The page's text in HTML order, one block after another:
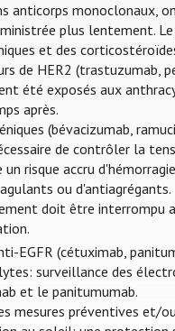
anticorps monoclonaux,
plus lentement.
et des
de HER2 (trastuzumab,
été exposés aux
après.
(bévacizumab,
de contrôler la
un risque accru
ou d'antiagrégants.
doit être interrompu
EGFR (cétuximab,
surveillance des
et le panitumumab.
mesures préventives et/